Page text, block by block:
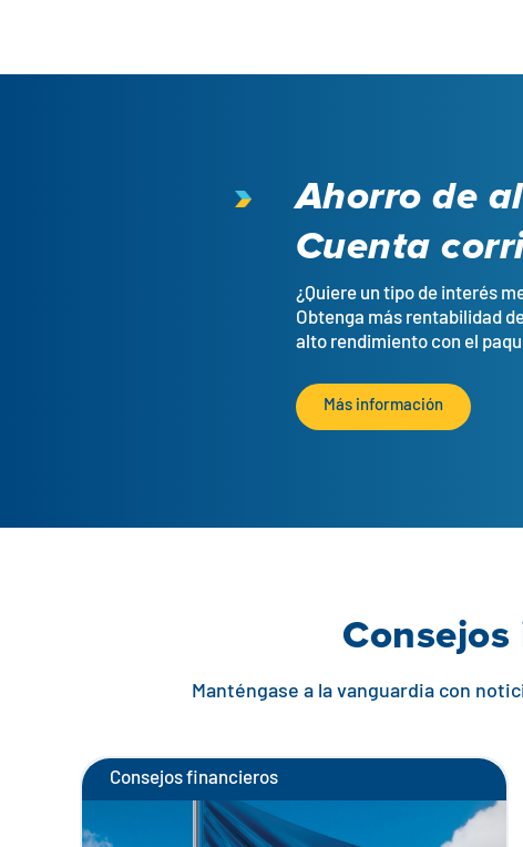
Ahorro de
Cuenta
¿Quiere un tipo de interés
Obtenga más rentabilidad
alto rendimiento con el
Más información
Manténgase a la vanguardia con
Consejos financieros